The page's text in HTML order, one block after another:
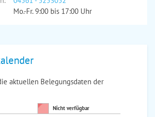
Mo.-Fr. 9:00 bis 17:00 Uhr
aktuellen Belegungsdaten der
Nicht verfügbar